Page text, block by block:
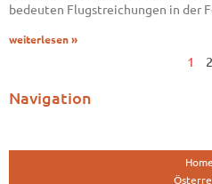
bedeuten Flugstreichungen in der
weiterlesen »
1 2
Navigation
Home